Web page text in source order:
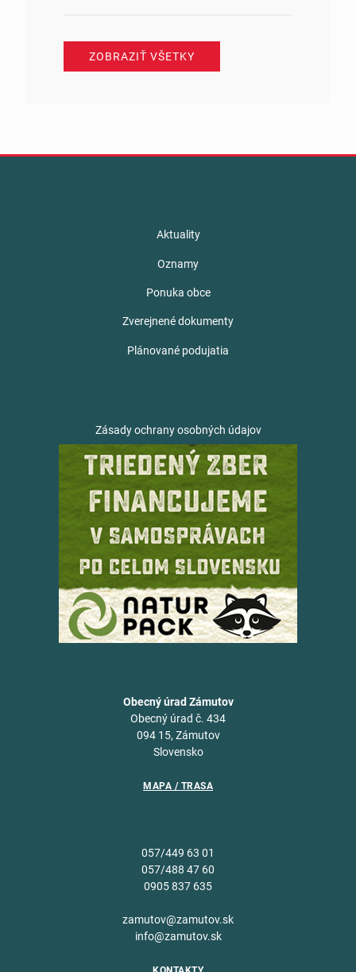
ZOBRAZIŤ VŠETKY
Aktuality
Oznamy
Ponuka obce
Zverejnené dokumenty
Plánované podujatia
Zásady ochrany osobných údajov
Obecný úrad Zámutov
Obecný úrad č. 434
094 15, Zámutov
Slovensko
MAPA / TRASA
057/449 63 01
057/488 47 60
0905 837 635
zamutov@zamutov.sk
info@zamutov.sk